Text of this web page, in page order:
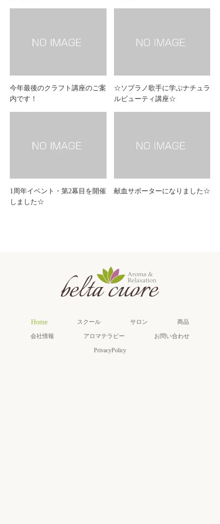
今年最後のクラフト講座のご案
内です！
☆ソプラノ歌手に学ぶナチュラ
ルビューティ講座☆
1周年イベント・第2幕目を開催
しました☆
献血サポーターになりました☆
Home スクール サロン 商品
会社情報 アロマテラピー お問い合わせ
PrivacyPolicy